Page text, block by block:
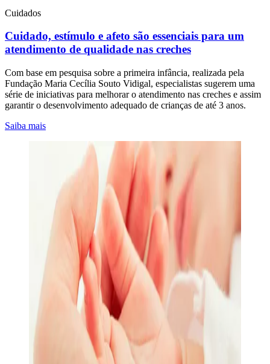
Cuidados
Cuidado, estímulo e afeto são essenciais para um
atendimento de qualidade nas creches
Com base em pesquisa sobre a primeira infância, realizada pela
Fundação Maria Cecília Souto Vidigal, especialistas sugerem uma
série de iniciativas para melhorar o atendimento nas creches e assim
garantir o desenvolvimento adequado de crianças de até 3 anos.
Saiba mais